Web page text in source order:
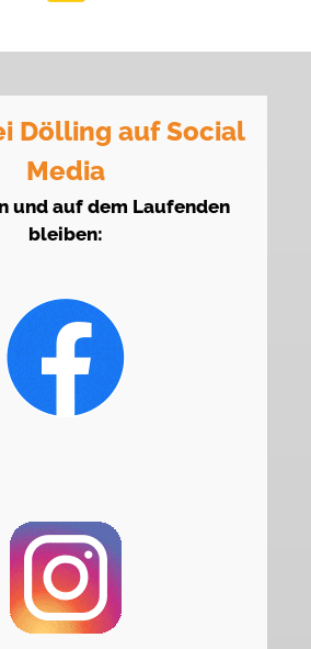
Dölling auf Social
Media
und auf dem Laufenden
bleiben: